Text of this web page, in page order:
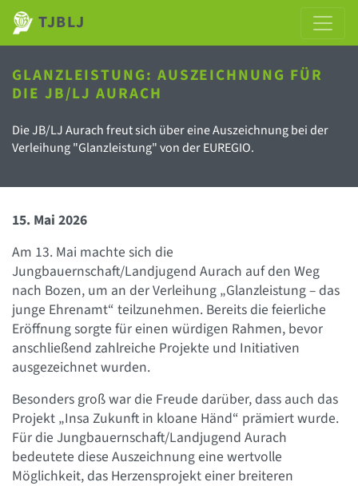
TJBLJ
GLANZLEISTUNG: AUSZEICHNUNG FÜR
DIE JB/LJ AURACH
Die JB/LJ Aurach freut sich über eine Auszeichnung bei der
Verleihung "Glanzleistung" von der EUREGIO.
15. Mai 2026
Am 13. Mai machte sich die
Jungbauernschaft/Landjugend Aurach auf den Weg
nach Bozen, um an der Verleihung „Glanzleistung – das
junge Ehrenamt“ teilzunehmen. Bereits die feierliche
Eröffnung sorgte für einen würdigen Rahmen, bevor
anschließend zahlreiche Projekte und Initiativen
ausgezeichnet wurden.
Besonders groß war die Freude darüber, dass auch das
Projekt „Insa Zukunft in kloane Händ“ prämiert wurde.
Für die Jungbauernschaft/Landjugend Aurach
bedeutete diese Auszeichnung eine wertvolle
Möglichkeit, das Herzensprojekt einer breiteren